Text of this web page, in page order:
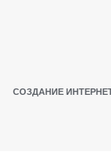
СОЗДАНИЕ